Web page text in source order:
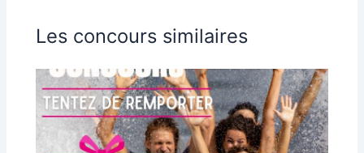
Les concours similaires